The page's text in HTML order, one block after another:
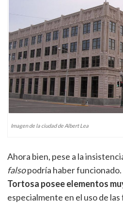
Imagen de la ciudad de Albert Lea
Ahora bien, pese a la
falsopodría haber funcionado.
Tortosa posee elementos
especialmente en el uso de